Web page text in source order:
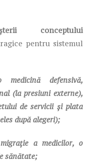
conceptului
pentru sistemul
defensivă,
(la presiuni externe),
de servicii și plata
după alegeri);
a medicilor, o
sănătate;